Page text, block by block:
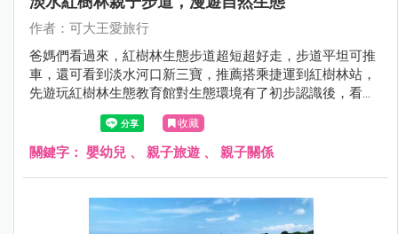
作者：可大王愛旅行
爸媽們看過來，紅樹林生態步道超短超好走，步道平坦可推
車，還可看到淡水河口新三寶，推薦搭乘捷運到紅樹林站，
先遊玩紅樹林生態教育館對生態環境有了初步認識後，看到
彈塗魚和招潮蟹本人會倍感親切，體力許可的話，直接走到
淡水吃美食逛景點，淡水親子一日遊Fun風去。
收藏
關鍵字： 嬰幼兒 、 親子旅遊 、 親子關係